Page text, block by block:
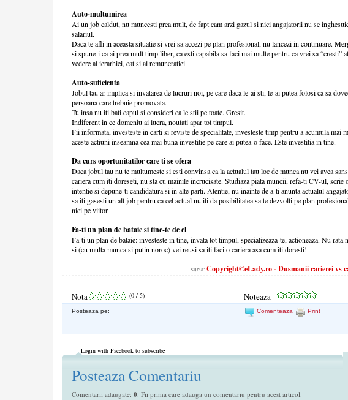
Auto-multumirea
Ai un job caldut, nu muncesti prea mult, de fapt cam arzi gazul si nici angajatorii nu se
salariul.
Daca te afli in aceasta situatie si vrei sa accezi pe plan profesional, nu lancezi in continuare.
si spune-i ca ai prea mult timp liber, ca esti capabila sa faci mai multe pentru ca vrei sa “cresti”
vedere al ierarhiei, cat si al remuneratiei.
Auto-suficienta
Jobul tau ar implica si invatarea de lucruri noi, pe care daca le-ai sti, le-ai putea folosi ca sa
persoana care trebuie promovata.
Tu insa nu iti bati capul si consideri ca le stii pe toate. Gresit.
Indiferent in ce domeniu ai lucra, noutati apar tot timpul.
Fii informata, investeste in carti si reviste de specialitate, investeste timp pentru a acumula mai
aceste actiuni inseamna cea mai buna investitie pe care ai putea-o face. Este investitia in tine.
Da curs oportunitatilor care ti se ofera
Daca jobul tau nu te multumeste si esti convinsa ca la actualul tau loc de munca nu vei avea
cariera cum iti doreseti, nu sta cu mainile incrucisate. Studiaza piata muncii, refa-ti CV-ul, scrie
intentie si depune-ti candidatura si in alte parti. Atentie, nu inainte de a-ti anunta actualul
sa iti gasesti un alt job pentru ca cel actual nu iti da posibilitatea sa te dezvolti pe plan
nici pe viitor.
Fa-ti un plan de bataie si tine-te de el
Fa-ti un plan de bataie: investeste in tine, invata tot timpul, specializeaza-te, actioneaza. Nu rata
si (cu multa munca si putin noroc) vei reusi sa iti faci o cariera asa cum iti doresti!
Sursa: Copyright©eLady.ro - Dusmanii carierei vs
Nota (0 / 5) Noteaza
Posteaza pe: Comenteaza Print
Login with Facebook to subscribe
Posteaza Comentariu
Comentarii adaugate: 0 . Fii prima care adauga un comentariu pentru acest articol.